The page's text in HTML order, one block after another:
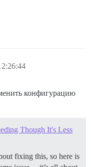
конфигурацию
Though It's Less
fixing this, so here is